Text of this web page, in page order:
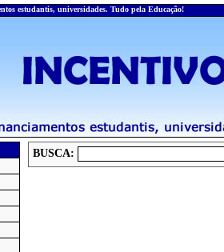
estudantis, universidades. Tudo pela Educação!
BUSCA: